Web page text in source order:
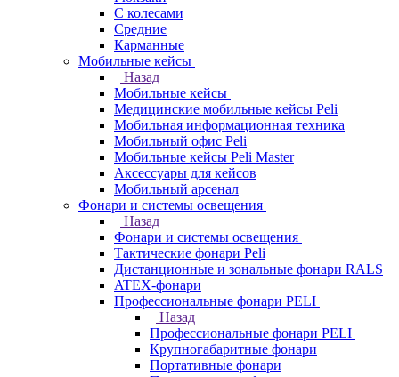
С колесами
Средние
Карманные
Мобильные кейсы
Назад
Мобильные кейсы
Медицинские мобильные кейсы Peli
Мобильная информационная техника
Мобильный офис Peli
Мобильные кейсы Peli Master
Аксессуары для кейсов
Мобильный арсенал
Фонари и системы освещения
Назад
Фонари и системы освещения
Тактические фонари Peli
Дистанционные и зональные фонари RALS
ATEX-фонари
Профессиональные фонари PELI
Назад
Профессиональные фонари PELI
Крупногабаритные фонари
Портативные фонари